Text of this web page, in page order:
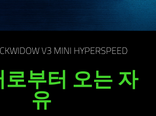
V3 MINI HYPERSPEED
부터 오는 자
유